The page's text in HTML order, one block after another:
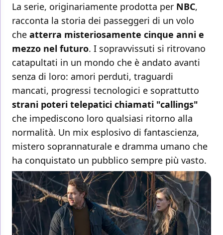
La serie, originariamente prodotta per NBC,
racconta la storia dei passeggeri di un volo
che atterra misteriosamente cinque anni e
mezzo nel futuro. I sopravvissuti si ritrovano
catapultati in un mondo che è andato avanti
senza di loro: amori perduti, traguardi
mancati, progressi tecnologici e soprattutto
strani poteri telepatici chiamati "callings"
che impediscono loro qualsiasi ritorno alla
normalità. Un mix esplosivo di fantascienza,
mistero soprannaturale e dramma umano che
ha conquistato un pubblico sempre più vasto.